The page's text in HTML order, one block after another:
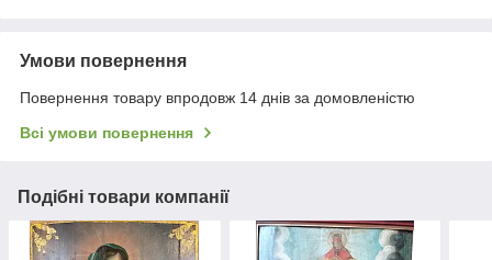
Умови повернення
Повернення товару впродовж 14 днів за домовленістю
Всі умови повернення
Подібні товари компанії